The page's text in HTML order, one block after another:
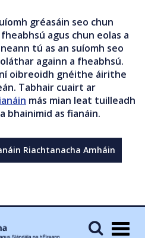
gréasáin seo chun
agus chun eolas a
tú as an suíomh seo
againn a fheabhsú.
oibreoidh gnéithe áirithe
Tabhair cuairt ar
más mian leat tuilleadh
bhainimid as fianáin.
Riachtanacha Amháin